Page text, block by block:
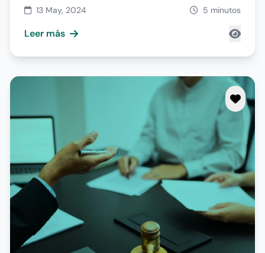
13 May, 2024 5 minutos
Leer más